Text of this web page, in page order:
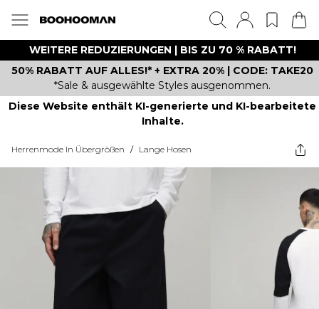
WEITERE REDUZIERUNGEN | BIS ZU 70 % RABATT!
50% RABATT AUF ALLES!* + EXTRA 20% | CODE: TAKE20
*Sale & ausgewählte Styles ausgenommen.
Diese Website enthält KI-generierte und KI-bearbeitete
Inhalte.
Herrenmode In Übergrößen / Lange Hosen